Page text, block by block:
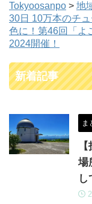
Tokyoosanpo > 地
30日 10万本のチ
色に！第46回「よ
2024開催！
新着記事
ま
場
し